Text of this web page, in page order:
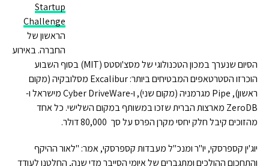
Startup
Challenge
הראשון של
החברה. באירוע
הסיום שנערך במכון הטכנולוגי של מסצ'וסטס (MIT) בסוף השבוע
הוכרזו הסטרטאפים המבטיחים ביותר: Excalibur מסלובקיה (מקום
ראשון), Pipe מגרמניה (מקום שני), ו-Cyber DriveWare מישראל ו-
ZeroDB מארצות הברית שזכו במשותף במקום השלישי. כל אחד
מהזוכים קיבל חלק יחסי מקרן הפרס על סך 80,000 דולר.
יוג'ין קספרסקי, יו"ר ומנכ"ל מעבדות קספרסקי, אמר: "לאור ההיקף
והתחכום ההולכים ומתגברים של איומי הסייבר מדי שנה, החלטנו לעודד